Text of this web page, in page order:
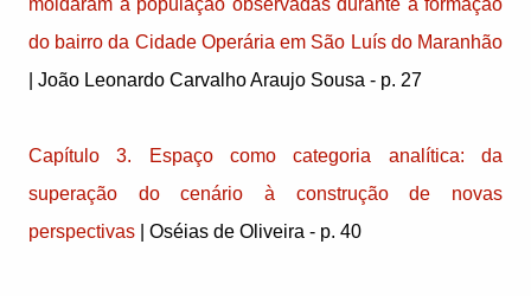
moldaram a população observadas durante a formação
do bairro da Cidade Operária em São Luís do Maranhão
| João Leonardo Carvalho Araujo Sousa - p. 27
Capítulo 3. Espaço como categoria analítica: da
superação do cenário à construção de novas
perspectivas | Oséias de Oliveira - p. 40